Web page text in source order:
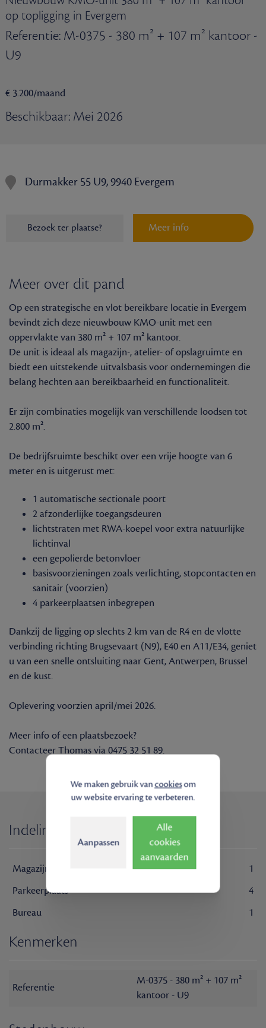
op topligging in Evergem
Referentie: M-0375 - 380 m² + 107 m² kantoor -
U9
€ 3.200/maand
Beschikbaar: Mei 2026
Durmakker 55 U9, 9940 Evergem
Bezoek ter plaatse? Meer info
Meer over dit pand
Op een strategische en vlot bereikbare locatie in Evergem
bevindt zich deze nieuwbouw KMO-unit met een
oppervlakte van 380 m² + 107 m² kantoor.
De unit is ideaal als magazijn-, atelier- of opslagruimte en
biedt een uitstekende uitvalsbasis voor ondernemingen die
belang hechten aan bereikbaarheid en functionaliteit.
Er zijn combinaties mogelijk van verschillende loodsen tot
2.800 m².
De bedrijfsruimte beschikt over een vrije hoogte van 6
meter en is uitgerust met:
1 automatische sectionale poort
2 afzonderlijke toegangsdeuren
lichtstraten met RWA-koepel voor extra natuurlijke
lichtinval
een gepolierde betonvloer
basisvoorzieningen zoals verlichting, stopcontacten en
sanitair (voorzien)
4 parkeerplaatsen inbegrepen
Dankzij de ligging op slechts 2 km van de R4 en de vlotte
verbinding richting Brugsevaart (N9), E40 en A11/E34, geniet
u van een snelle ontsluiting naar Gent, Antwerpen, Brussel
en de kust.
Oplevering voorzien april/mei 2026.
Meer info of een plaatsbezoek?
Contacteer Thomas via 0475 32 51 89.
Indeling
Magazijn
1
Parkeerplaats
4
Bureau
1
Kenmerken
Referentie
M-0375 - 380 m² + 107 m²
kantoor - U9
We maken gebruik vancookiesom
uw website ervaring te verbeteren.
Aanpassen
Alle
cookies
aanvaarden